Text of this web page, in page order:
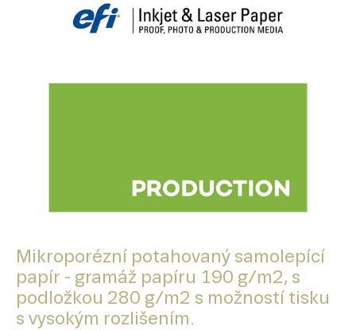
Mikroporézní potahovaný samolepící
papír - gramáž papíru 190 g/m2, s
podložkou 280 g/m2 s možností tisku
s vysokým rozlišením.